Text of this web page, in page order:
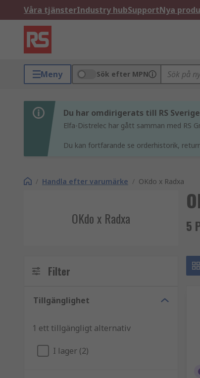
Våra tjänsterIndustry hubSupportNya
Meny Sök efter MPN
Du har omdirigerats till RS Sverige
Elfa-Distrelec har gått samman med RS
Du kan fortfarande se orderhistorik,
/ Handla efter varumärke / OKdo x Radxa
OKdo x Radxa 5
Filter
Tillgänglighet
1 ett tillgängligt alternativ
I lager (2)